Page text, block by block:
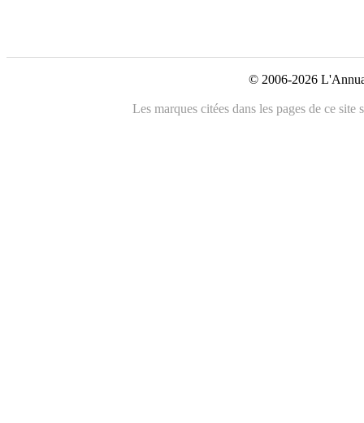
© 2006-2026
Les marques citées dans les pages de ce